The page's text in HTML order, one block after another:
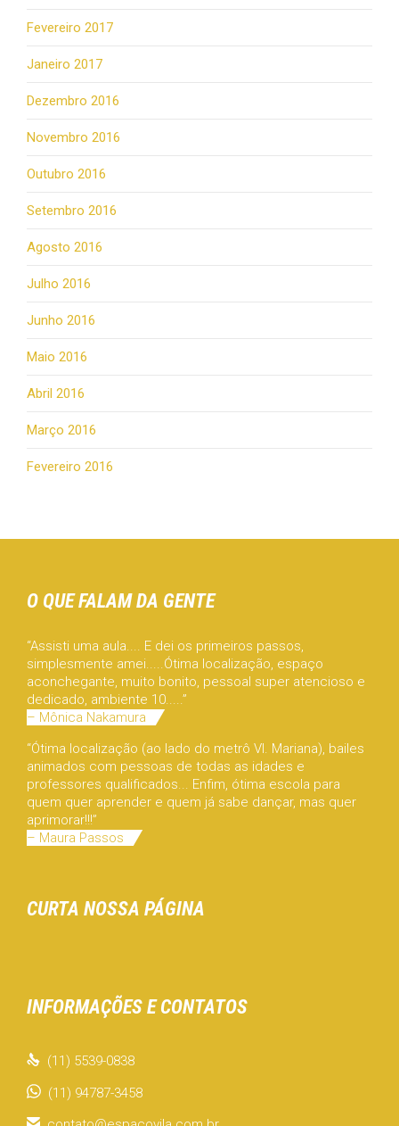
Fevereiro 2017
Janeiro 2017
Dezembro 2016
Novembro 2016
Outubro 2016
Setembro 2016
Agosto 2016
Julho 2016
Junho 2016
Maio 2016
Abril 2016
Março 2016
Fevereiro 2016
O QUE FALAM DA GENTE
“Assisti uma aula.... E dei os primeiros passos,
simplesmente amei.....Ótima localização, espaço
aconchegante, muito bonito, pessoal super atencioso e
dedicado, ambiente 10.....”
– Mônica Nakamura
“Ótima localização (ao lado do metrô Vl. Mariana), bailes
animados com pessoas de todas as idades e
professores qualificados... Enfim, ótima escola para
quem quer aprender e quem já sabe dançar, mas quer
aprimorar!!!”
– Maura Passos
CURTA NOSSA PÁGINA
INFORMAÇÕES E CONTATOS
 (11) 5539-0838
(11) 94787-3458
